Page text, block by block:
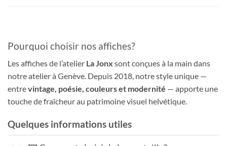
Pourquoi choisir nos affiches?
Les affiches de l’atelier La Jonx sont conçues à la main dans
notre atelier à Genève. Depuis 2018, notre style unique —
entrevintage, poésie, couleurs et modernité — apporte une
touche de fraîcheur au patrimoine visuel helvétique.
Quelques informations utiles